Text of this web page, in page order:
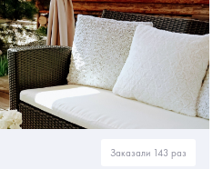
Заказали 143 раз